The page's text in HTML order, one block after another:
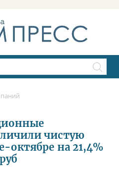
чистую
октябре на 21,4%